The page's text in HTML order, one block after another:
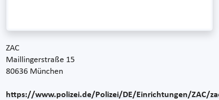
ZAC
Maillingerstraße 15
80636 München
https://www.polizei.de/Polizei/DE/Einrichtungen/ZAC/